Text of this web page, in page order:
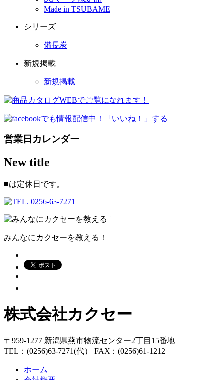
Made in TSUBAME
シリーズ
備長炭
新規掲載
新規掲載
営業日カレンダー
New title
■は定休日です。
みんなにカクセーを教える！
株式会社カクセー
〒959-1277 新潟県燕市物流センター2丁目15番地
TEL：(0256)63-7271(代） FAX：(0256)61-1212
ホーム